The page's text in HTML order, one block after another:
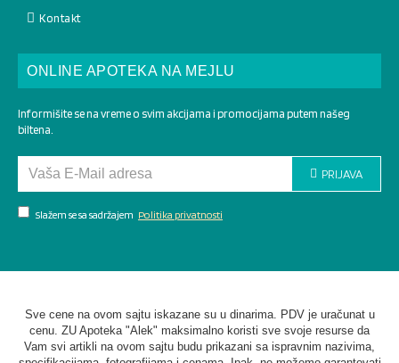
Kontakt
ONLINE APOTEKA NA MEJLU
Informišite se na vreme o svim akcijama i promocijama putem našeg
biltena.
PRIJAVA
Slažem se sa sadržajem Politika privatnosti
Sve cene na ovom sajtu iskazane su u dinarima. PDV je uračunat u
cenu. ZU Apoteka "Alek" maksimalno koristi sve svoje resurse da
Vam svi artikli na ovom sajtu budu prikazani sa ispravnim nazivima,